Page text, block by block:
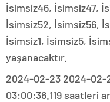
İsimsiz46, İsimsiz47,
İsimsiz52, İsimsiz56,
İsimsiz1, İsimsiz5,
yaşanacaktır.
2024-02-23 2024-02-
03:00:36.119 saatleri